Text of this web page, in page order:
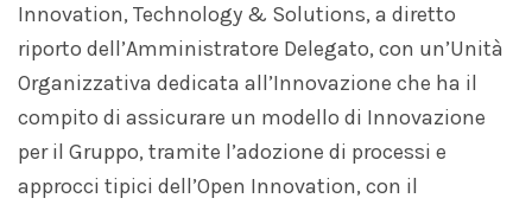
Innovation, Technology & Solutions, a diretto
riporto dell’Amministratore Delegato, con un’Unità
Organizzativa dedicata all’Innovazione che ha il
compito di assicurare un modello di Innovazione
per il Gruppo, tramite l’adozione di processi e
approcci tipici dell’Open Innovation, con il